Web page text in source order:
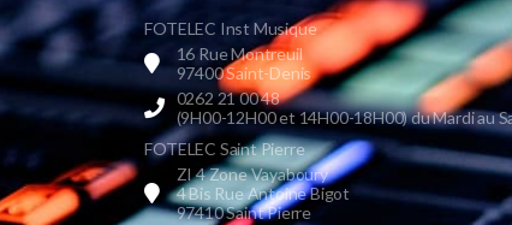
FOTELEC Inst Musique
16 Rue Montreuil
97400 Saint-Denis
0262 21 00 48
(9H00-12H00 et 14H00-18H00) du Mardi au
FOTELEC Saint Pierre
ZI 4 Zone Vayaboury
4 Bis Rue Antoine Bigot
97410 Saint Pierre